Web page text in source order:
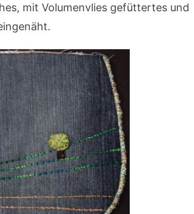
mit Volumenvlies gefüttertes und